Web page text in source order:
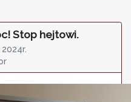
Stop hejtowi.